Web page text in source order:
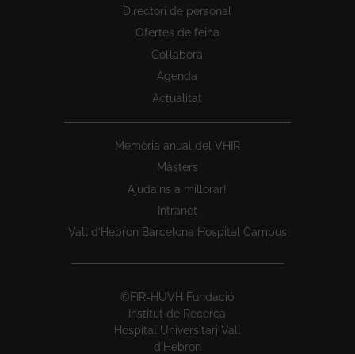
Directori de personal
Ofertes de feina
Col·labora
Agenda
Actualitat
Memòria anual del VHIR
Màsters
Ajuda'ns a millorar!
Intranet
Vall d’Hebron Barcelona Hospital Campus
©FIR-HUVH Fundació
Institut de Recerca
Hospital Universitari Vall
d'Hebron